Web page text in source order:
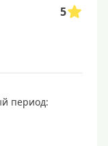
5
период: